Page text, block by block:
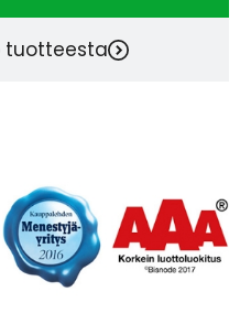
tuotteesta